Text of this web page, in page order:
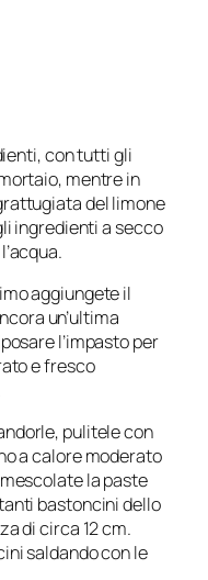
con tutti gli
mentre in
del limone
ingredienti a secco
aggiungete il
un’ultima
l’impasto per
e fresco
pulitele con
a calore moderato
la paste
bastoncini dello
di circa 12 cm.
saldando con le